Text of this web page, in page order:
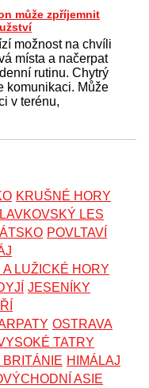
může zpříjemnit
možnost na chvíli
místa a načerpat
rutinu. Chytrý
komunikaci. Může
v terénu,
KRUŠNÉ HORY
LES
POVLTAVÍ
LUŽICKÉ HORY
JESENÍKY
OSTRAVA
TATRY
HIMÁLAJ
ASIE